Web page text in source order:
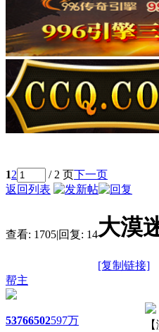
12 / 2 页下一页
返回列表
查看: 1705|回复: 14大漠
[复制链接]
帮主
53766502597万